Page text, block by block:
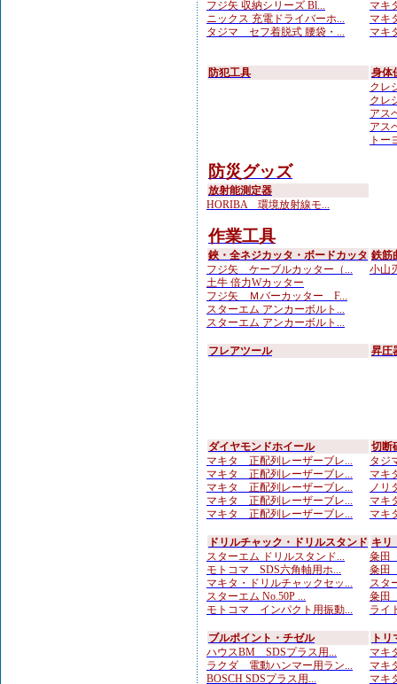
フジ矢 収納シリーズ Bl...
ニックス 充電ドライバーホ...
タジマ セフ着脱式 腰袋・...
マキ
マキ
マキ
防犯工具
身体
クレ
クレ
アス
アス
トー
防災グッズ
放射能測定器
HORIBA 環境放射線モ...
作業工具
鋏・全ネジカッタ・ボードカッタ
フジ矢 ケーブルカッター（...
土牛 倍力Wカッター
フジ矢 Ｍバーカッター F...
スターエム アンカーボルト...
スターエム アンカーボルト...
鉄筋
小山
フレアツール 昇圧
ダイヤモンドホイール
マキタ 正配列レーザーブレ...
マキタ 正配列レーザーブレ...
マキタ 正配列レーザーブレ...
マキタ 正配列レーザーブレ...
マキタ 正配列レーザーブレ...
切断
タジ
マキ
ノリ
マキ
マキ
ドリルチャック・ドリルスタンド
スターエム ドリルスタンド...
モトコマ SDS六角軸用ホ...
マキタ・ドリルチャックセッ...
スターエム No.50P ...
モトコマ インパクト用振動...
キリ
粂田
粂田
スタ
粂田
ライ
ブルポイント・チゼル
ハウスBM SDSプラス用...
ラクダ 電動ハンマー用ラン...
BOSCH SDSプラス用...
ト
マキ
マキ
マキ